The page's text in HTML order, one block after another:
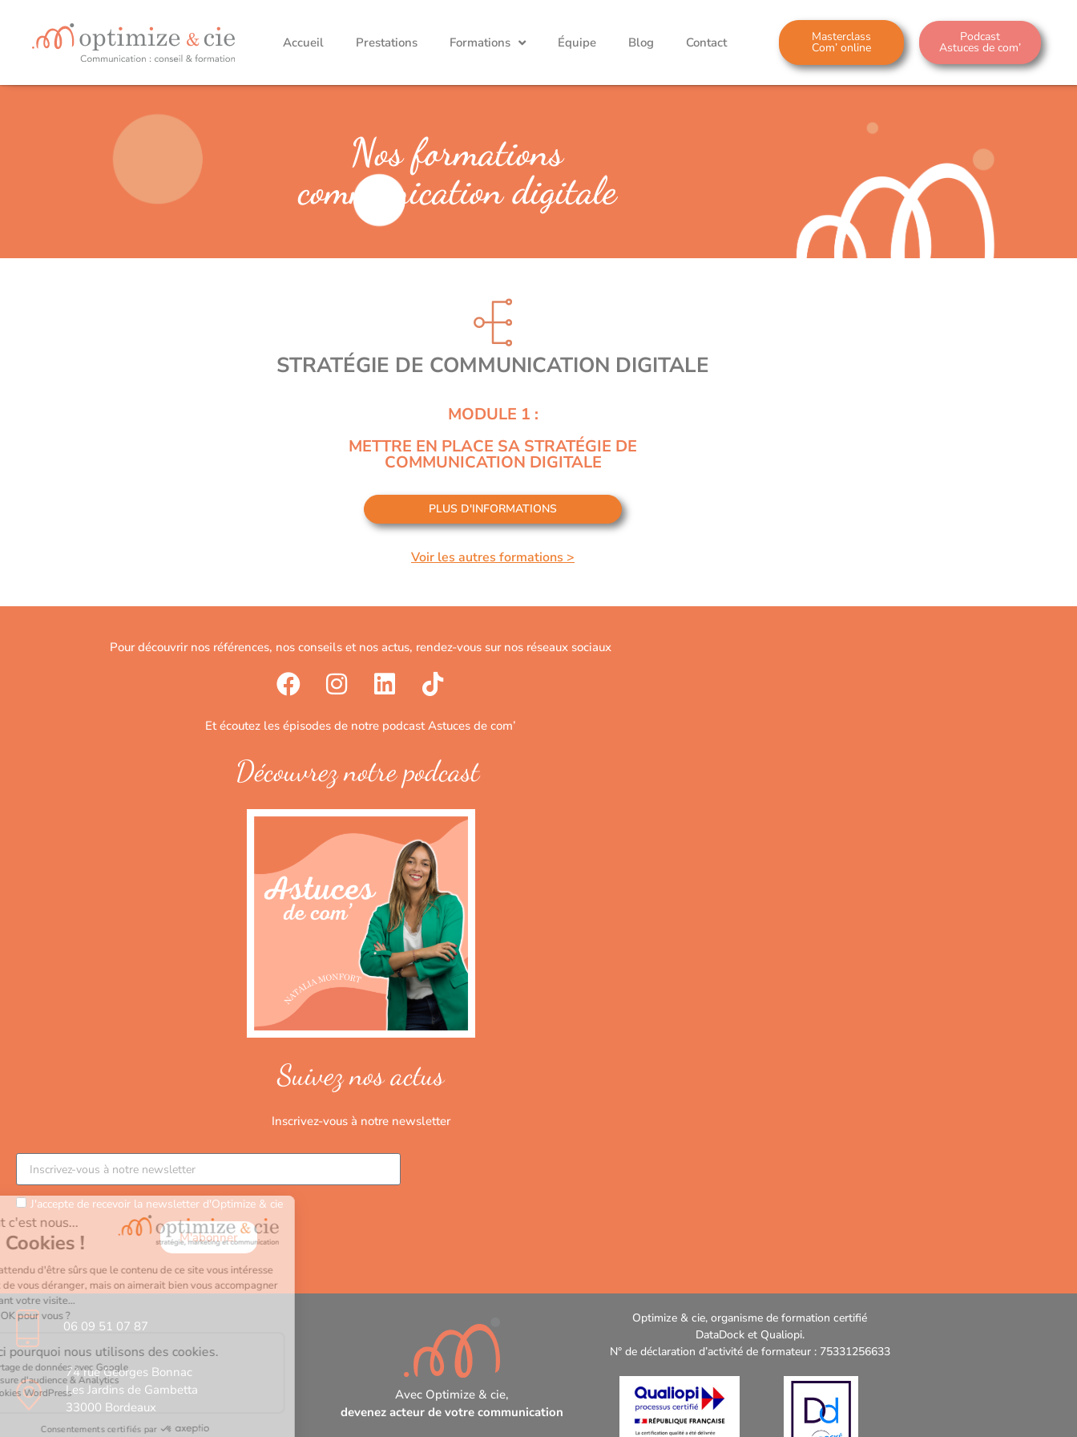
Accueil Prestations Formations Équipe Blog Contact Masterclass
Com’ online
Podcast
Astuces de com’
Nos formations
communication digitale
STRATÉGIE DE COMMUNICATION DIGITALE
MODULE 1 :
METTRE EN PLACE SA STRATÉGIE DE
COMMUNICATION DIGITALE
PLUS D'INFORMATIONS
Voir les autres formations >
Pour découvrir nos références, nos conseils et nos actus, rendez-vous sur nos réseaux sociaux
Et écoutez les épisodes de notre podcast Astuces de com’
Découvrez notre podcast
Suivez nos actus
Inscrivez-vous à notre newsletter
J'accepte de recevoir la newsletter d'Optimize & cie
M'abonner
06 09 51 07 87
74 rue Georges Bonnac
Les Jardins de Gambetta
33000 Bordeaux
Avec Optimize & cie,
devenez acteur de votre communication
Optimize & cie, organisme de formation certifié
DataDock et Qualiopi.
N° de déclaration d’activité de formateur : 75331256633